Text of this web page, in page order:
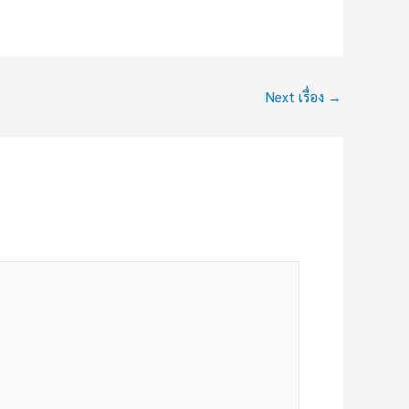
Next เรื่อง →